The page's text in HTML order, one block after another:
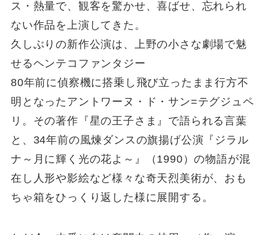
ス・熱量で、観客を驚かせ、喜ばせ、忘れられ
ない作品を上演してきた。
久しぶりの新作公演は、上野の小さな劇場で魅
せるヘンテコファンタジー
80年前に偵察機に搭乗し飛び立ったまま行方不
明となったアントワーヌ・ド・サン=テグジュペ
リ。その著作『星の王子さま』で語られる言葉
と、34年前の風煉ダンスの旗揚げ公演『ジラル
ナ～月に輝く光の花よ～』（1990）の物語が混
在し人形や影絵など様々な奇天烈美術が、おも
ちゃ箱をひっくり返した様に展開する。